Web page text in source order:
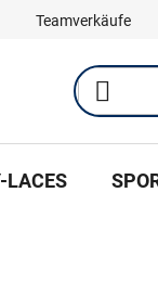
Teamverkäufe
LACES